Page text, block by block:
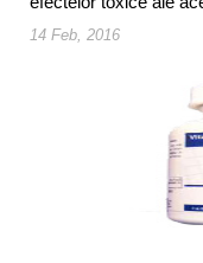
14 Feb, 2016